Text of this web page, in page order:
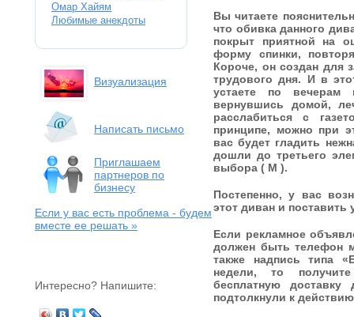
Омар Хайям
Любимые анекдоты
Визуализация
Написать письмо
Приглашаем
партнеров по
бизнесу
Если у вас есть проблема - будем
вместе ее решать »
Интересно? Напишите:
Вы читаете
что обивка данного
покрыт приятной на
форму спинки,
Короче, он создан для
трудового дня. И в
устаете по вечерам
вернувшись домой,
расслабиться с
принципе, можно при
вас будет гладить
дошли до третьего
выбора ( M ).
Постепенно, у вас
этот диван и поставить
Если рекламное
должен быть телефон
также надпись типа
недели, то
бесплатную
подтолкнули к